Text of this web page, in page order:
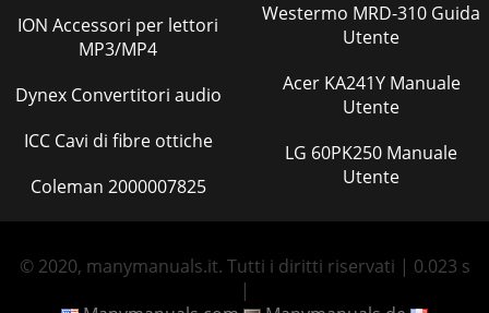
ION Accessori per lettori
MP3/MP4
Dynex Convertitori audio
ICC Cavi di fibre ottiche
Coleman 2000007825
Westermo MRD-310 Guida
Utente
Acer KA241Y Manuale
Utente
LG 60PK250 Manuale
Utente
© 2020, manymanuals.it. Tutti i diritti riservati | 0.023 s
|